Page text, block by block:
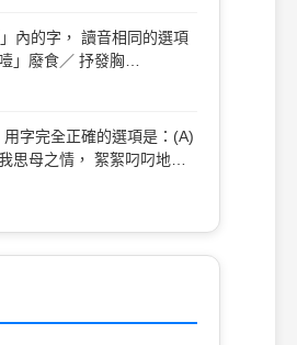
統治地位，再以
取得及鞏
內的字， 讀音相同的選項
」廢食／ 抒發胸
」厲風發／ 精雕細「琢」
「幟」鮮明戊、桎「梏」
難癒 己、不「屑」一顧／
字完全正確的選項是：(A)
思母之情， 絮絮叼叼地和
況(B)翡冷翠稱為文藝復興
高漲的音符處突地夏然而
文章被猛然撕裂(D)中央山
起起伏伏